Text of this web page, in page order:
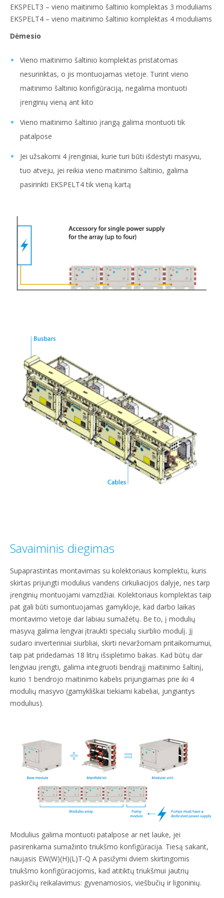
EKSPELT3 – vieno maitinimo šaltinio komplektas 3 moduliams
EKSPELT4 – vieno maitinimo šaltinio komplektas 4 moduliams
Dėmesio
Vieno maitinimo šaltinio komplektas pristatomas
nesurinktas, o jis montuojamas vietoje. Turint vieno
maitinimo šaltinio konfigūraciją, negalima montuoti
įrenginių vieną ant kito
Vieno maitinimo šaltinio įrangą galima montuoti tik
patalpose
Jei užsakomi 4 įrenginiai, kurie turi būti išdėstyti masyvu,
tuo atveju, jei reikia vieno maitinimo šaltinio, galima
pasirinkti EKSPELT4 tik vieną kartą
Savaiminis diegimas
Supaprastintas montavimas su kolektoriaus komplektu, kuris
skirtas prijungti modulius vandens cirkuliacijos dalyje, nes tarp
įrenginių montuojami vamzdžiai. Kolektoriaus komplektas taip
pat gali būti sumontuojamas gamykloje, kad darbo laikas
montavimo vietoje dar labiau sumažėtų. Be to, į modulių
masyvą galima lengvai įtraukti specialų siurblio modulį. Jį
sudaro inverteriniai siurbliai, skirti nevaržomam pritaikomumui,
taip pat pridedamas 18 litrų išsiplėtimo bakas. Kad būtų dar
lengviau įrengti, galima integruoti bendrąjį maitinimo šaltinį,
kurio 1 bendrojo maitinimo kabelis prijungiamas prie iki 4
modulių masyvo (gamykliškai tiekiami kabeliai, jungiantys
modulius).
Modulius galima montuoti patalpose ar net lauke, jei
pasirenkama sumažinto triukšmo konfigūracija. Tiesą sakant,
naujasis EW(W)(H)(L)T-Q A pasižymi dviem skirtingomis
triukšmo konfigūracijomis, kad atitiktų triukšmui jautrių
paskirčių reikalavimus: gyvenamosios, viešbučių ir ligoninių.